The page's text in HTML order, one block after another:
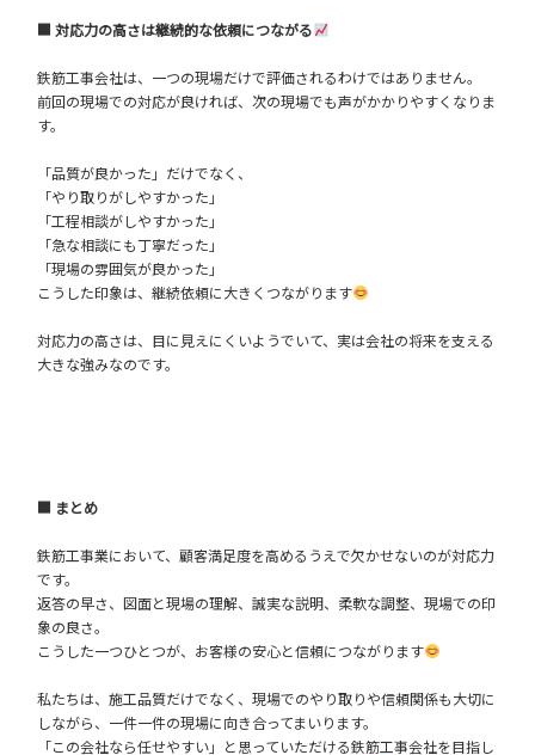
■ 対応力の高さは継続的な依頼につながる
鉄筋工事会社は、一つの現場だけで評価されるわけではありません。
前回の現場での対応が良ければ、次の現場でも声がかかりやすくなりま
す。
「品質が良かった」だけでなく、
「やり取りがしやすかった」
「工程相談がしやすかった」
「急な相談にも丁寧だった」
「現場の雰囲気が良かった」
こうした印象は、継続依頼に大きくつながります
対応力の高さは、目に見えにくいようでいて、実は会社の将来を支える
大きな強みなのです。
■ まとめ
鉄筋工事業において、顧客満足度を高めるうえで欠かせないのが対応力
です。
返答の早さ、図面と現場の理解、誠実な説明、柔軟な調整、現場での印
象の良さ。
こうした一つひとつが、お客様の安心と信頼につながります
私たちは、施工品質だけでなく、現場でのやり取りや信頼関係も大切に
しながら、一件一件の現場に向き合ってまいります。
「この会社なら任せやすい」と思っていただける鉄筋工事会社を目指し